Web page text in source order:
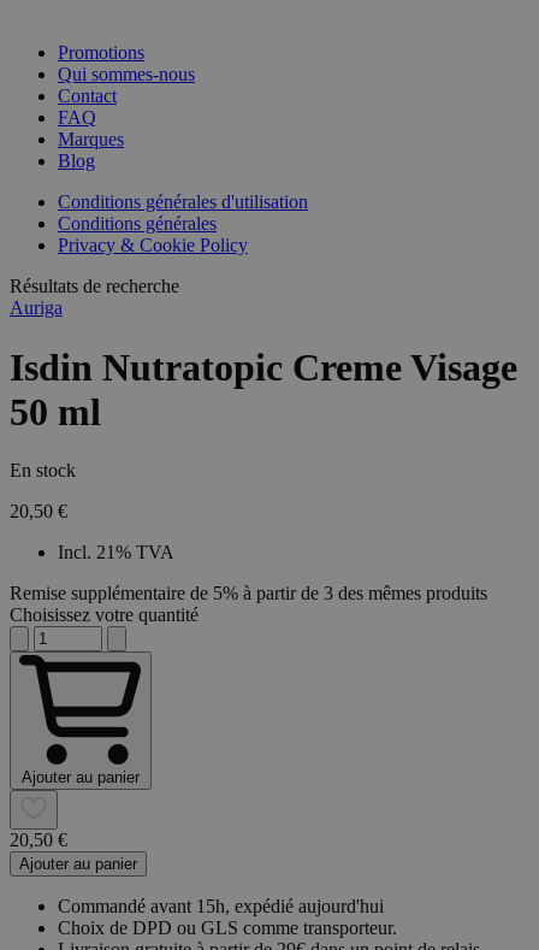
Promotions
Qui sommes-nous
Contact
FAQ
Marques
Blog
Conditions générales d'utilisation
Conditions générales
Privacy & Cookie Policy
Résultats de recherche
Auriga
Isdin Nutratopic Creme Visage
50 ml
En stock
20,50 €
Incl. 21% TVA
Remise supplémentaire de 5% à partir de 3 des mêmes produits
Choisissez votre quantité
Ajouter au panier
20,50 €
Ajouter au panier
Commandé avant 15h, expédié aujourd'hui
Choix de DPD ou GLS comme transporteur.